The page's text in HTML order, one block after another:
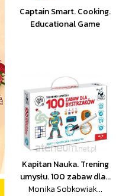
Captain Smart. Cooking.
Educational Game
Kapitan Nauka. Trening
umysłu. 100 zabaw dla...
Monika Sobkowiak...